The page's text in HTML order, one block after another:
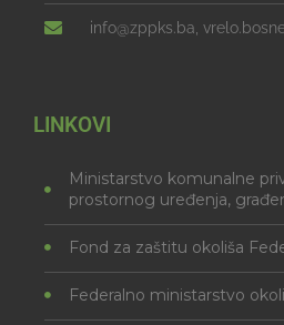
info@zppks.ba,
LINKOVI
Ministarstvo komunalne
prostornog uređenja,
Fond za zaštitu okoliša
Federalno ministarstvo